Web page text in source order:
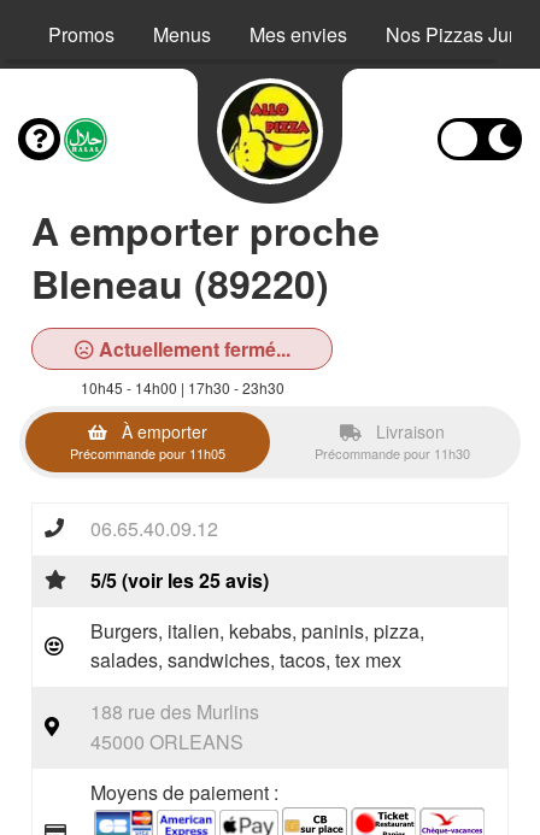
Promos Menus Mes envies Nos Pizzas Junior
A emporter proche
Bleneau (89220)
Actuellement fermé...
10h45 - 14h00 | 17h30 - 23h30
À emporter
Précommande pour 11h05
Livraison
Précommande pour 11h30
06.65.40.09.12
5/5 (voir les 25 avis)
Burgers, italien, kebabs, paninis, pizza,
salades, sandwiches, tacos, tex mex
188 rue des Murlins
45000 ORLEANS
Moyens de paiement :